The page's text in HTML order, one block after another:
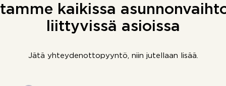
kaikissa
liittyvissä asioissa
Jätä yhteydenottopyyntö, niin jutellaan lisää.